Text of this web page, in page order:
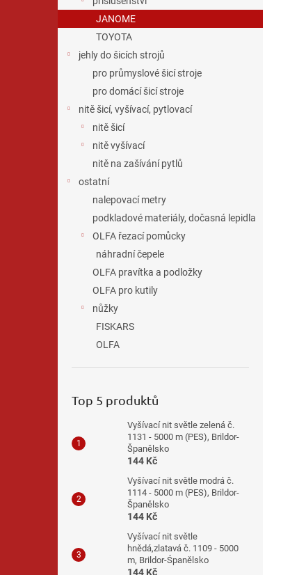
JANOME
TOYOTA
jehly do šicích strojů
pro průmyslové šicí stroje
pro domácí šicí stroje
nitě šicí, vyšívací, pytlovací
nitě šicí
nitě vyšívací
nitě na zašívání pytlů
ostatní
nalepovací metry
podkladové materiály, dočasná lepidla
OLFA řezací pomůcky
náhradní čepele
OLFA pravítka a podložky
OLFA pro kutily
nůžky
FISKARS
OLFA
Top 5 produktů
Vyšívací nit světle zelená č.
1131 - 5000 m (PES), Brildor-
Španělsko
144 Kč
Vyšívací nit světle modrá č.
1114 - 5000 m (PES), Brildor-
Španělsko
144 Kč
Vyšívací nit světle
hnědá,zlatavá č. 1109 - 5000
m, Brildor-Śpanělsko
144 Kč